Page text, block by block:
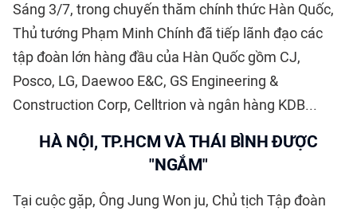
Sáng 3/7, trong chuyến thăm chính thức Hàn Quốc,
Thủ tướng Phạm Minh Chính đã tiếp lãnh đạo các
tập đoàn lớn hàng đầu của Hàn Quốc gồm CJ,
Posco, LG, Daewoo E&C, GS Engineering &
Construction Corp, Celltrion và ngân hàng KDB...
HÀ NỘI, TP.HCM VÀ THÁI BÌNH ĐƯỢC
"NGẮM"
Tại cuộc gặp, Ông Jung Won ju, Chủ tịch Tập đoàn